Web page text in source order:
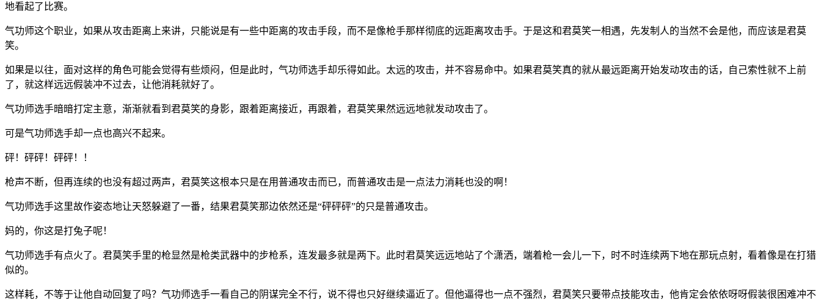
地看起了比赛。
气功师这个职业，如果从攻击距离上来讲，只能说是有一些中距离的攻击手段，而不是像枪手那样彻底的远距离攻击手。于是这和君莫笑一相遇，先发制人的当然不会是他，而应该是君莫
笑。
如果是以往，面对这样的角色可能会觉得有些烦闷，但是此时，气功师选手却乐得如此。太远的攻击，并不容易命中。如果君莫笑真的就从最远距离开始发动攻击的话，自己索性就不上前
了，就这样远远假装冲不过去，让他消耗就好了。
气功师选手暗暗打定主意，渐渐就看到君莫笑的身影，跟着距离接近，再跟着，君莫笑果然远远地就发动攻击了。
可是气功师选手却一点也高兴不起来。
砰！砰砰！砰砰！！
枪声不断，但再连续的也没有超过两声，君莫笑这根本只是在用普通攻击而已，而普通攻击是一点法力消耗也没的啊！
气功师选手这里故作姿态地让天怒躲避了一番，结果君莫笑那边依然还是“砰砰砰”的只是普通攻击。
妈的，你这是打兔子呢！
气功师选手有点火了。君莫笑手里的枪显然是枪类武器中的步枪系，连发最多就是两下。此时君莫笑远远地站了个潇洒，端着枪一会儿一下，时不时连续两下地在那玩点射，看着像是在打猎
似的。
这样耗，不等于让他自动回复了吗？气功师选手一看自己的阴谋完全不行，说不得也只好继续逼近了。但他逼得也一点不强烈，君莫笑只要带点技能攻击，他肯定会依依呀呀假装很困难冲不